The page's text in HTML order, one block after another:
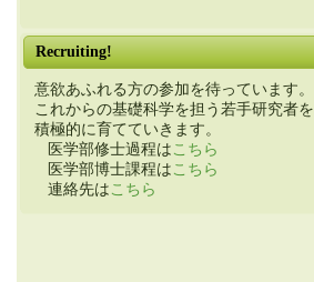
Recruiting!
意欲あふれる方の参加を待っています。
これからの基礎科学を担う若手研究者を
積極的に育てていきます。
医学部修士過程は こちら
医学部博士課程は こちら
連絡先は こちら